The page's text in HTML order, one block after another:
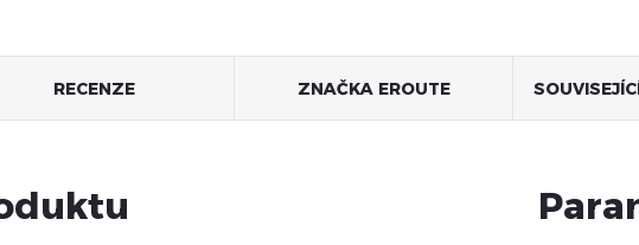
RECENZE ZNAČKAEROUTE